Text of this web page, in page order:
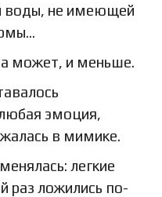
воды, не имеющей
а может, и меньше.
эмоция,
в мимике.
легкие
раз ложились по-